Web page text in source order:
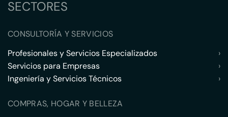
SECTORES
CONSULTORÍA Y SERVICIOS
Profesionales y Servicios Especializados
›
Servicios para Empresas
›
Ingeniería y Servicios Técnicos
›
COMPRAS, HOGAR Y BELLEZA